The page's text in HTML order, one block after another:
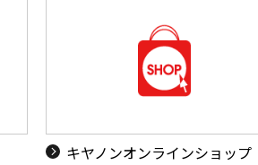
キヤノンオンラインショップ